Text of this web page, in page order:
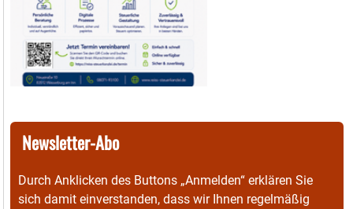
Newsletter-Abo
Durch Anklicken des Buttons „Anmelden“ erklären Sie
sich damit einverstanden, dass wir Ihnen regelmäßig